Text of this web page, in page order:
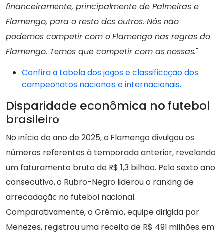
financeiramente, principalmente de Palmeiras e
Flamengo, para o resto dos outros. Nós não
podemos competir com o Flamengo nas regras do
Flamengo. Temos que competir com as nossas."
Confira a tabela dos jogos e classificação dos
campeonatos nacionais e internacionais.
Disparidade econômica no futebol
brasileiro
No início do ano de 2025, o Flamengo divulgou os
números referentes à temporada anterior, revelando
um faturamento bruto de R$ 1,3 bilhão. Pelo sexto ano
consecutivo, o Rubro-Negro liderou o ranking de
arrecadação no futebol nacional.
Comparativamente, o Grêmio, equipe dirigida por
Menezes, registrou uma receita de R$ 491 milhões em